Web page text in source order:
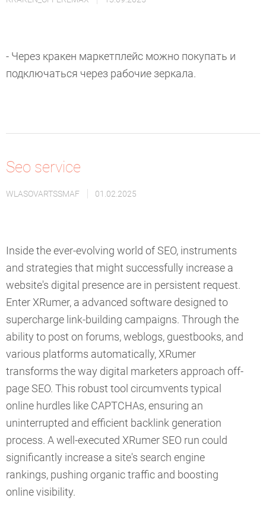
- Через кракен маркетплейс можно покупать и
подключаться через рабочие зеркала.
Seo service
WLASOVARTSSMAF 01.02.2025
Inside the ever-evolving world of SEO, instruments
and strategies that might successfully increase a
website's digital presence are in persistent request.
Enter XRumer, a advanced software designed to
supercharge link-building campaigns. Through the
ability to post on forums, weblogs, guestbooks, and
various platforms automatically, XRumer
transforms the way digital marketers approach off-
page SEO. This robust tool circumvents typical
online hurdles like CAPTCHAs, ensuring an
uninterrupted and efficient backlink generation
process. A well-executed XRumer SEO run could
significantly increase a site's search engine
rankings, pushing organic traffic and boosting
online visibility.